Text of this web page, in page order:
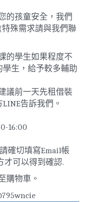
的孩童安全，我們
殊需求請與我們聯
的學生如果程度不
生，給予較多輔助
議前一天先租借裝
告訴我們。
16:00
確切填寫Email帳
才可以得到確認.
購物車。